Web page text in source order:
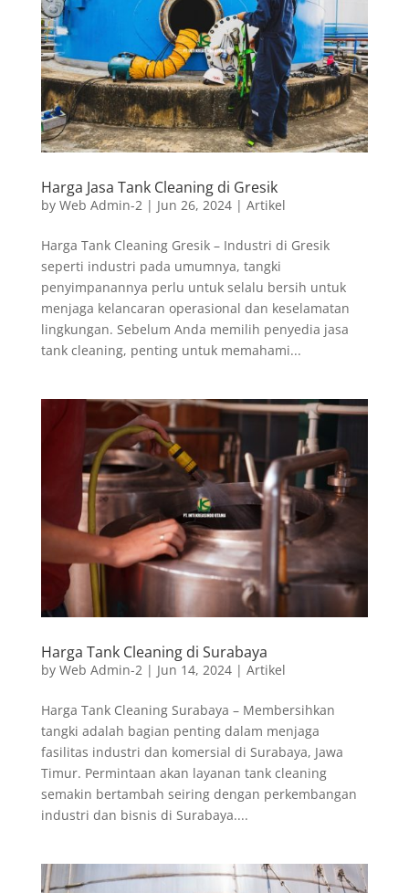
Harga Jasa Tank Cleaning di Gresik
by Web Admin-2 | Jun 26, 2024| Artikel
Harga Tank Cleaning Gresik – Industri di Gresik
seperti industri pada umumnya, tangki
penyimpanannya perlu untuk selalu bersih untuk
menjaga kelancaran operasional dan keselamatan
lingkungan. Sebelum Anda memilih penyedia jasa
tank cleaning, penting untuk memahami...
Harga Tank Cleaning di Surabaya
by Web Admin-2 | Jun 14, 2024| Artikel
Harga Tank Cleaning Surabaya – Membersihkan
tangki adalah bagian penting dalam menjaga
fasilitas industri dan komersial di Surabaya, Jawa
Timur. Permintaan akan layanan tank cleaning
semakin bertambah seiring dengan perkembangan
industri dan bisnis di Surabaya....